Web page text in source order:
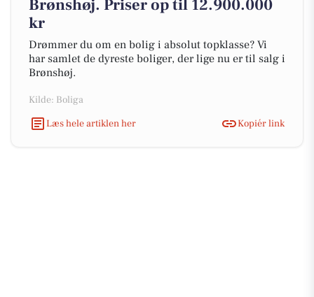
Brønshøj. Priser op til 12.900.000
kr
Drømmer du om en bolig i absolut topklasse? Vi
har samlet de dyreste boliger, der lige nu er til salg i
Brønshøj.
Kilde: Boliga
Læs hele artiklen her
Kopiér link